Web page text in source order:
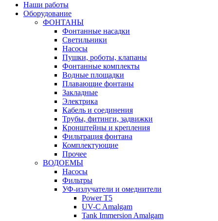
Наши работы
Оборудование
ФОНТАНЫ
Фонтанные насадки
Cветильники
Насосы
Пушки, роботы, клапаны
Фонтанные комплекты
Водные площадки
Плавающие фонтаны
Закладные
Электрика
Кабель и соединения
Трубы, фитинги, задвижки
Кронштейны и крепления
Фильтрация фонтана
Комплектующие
Прочее
ВОДОЕМЫ
Насосы
Фильтры
УФ-излучатели и омеднители
Power T5
UV-C Amalgam
Tank Immersion Amalgam